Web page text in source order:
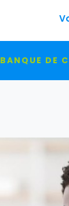
BANQUE DE